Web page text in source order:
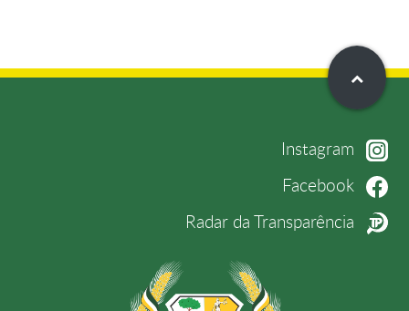
Instagram
Facebook
Radar da Transparência